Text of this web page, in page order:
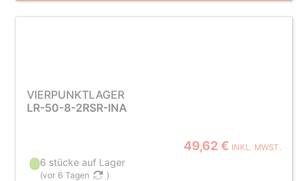
VIERPUNKTLAGER
LR-50-8-2RSR-INA
49,62 € INKL. MWST.
6 stücke auf Lager
(vor 6 Tagen )